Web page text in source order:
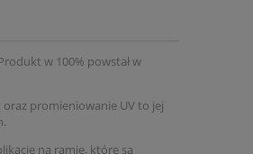
w 100% powstał w
promieniowanie UV to jej
na ramie, które są